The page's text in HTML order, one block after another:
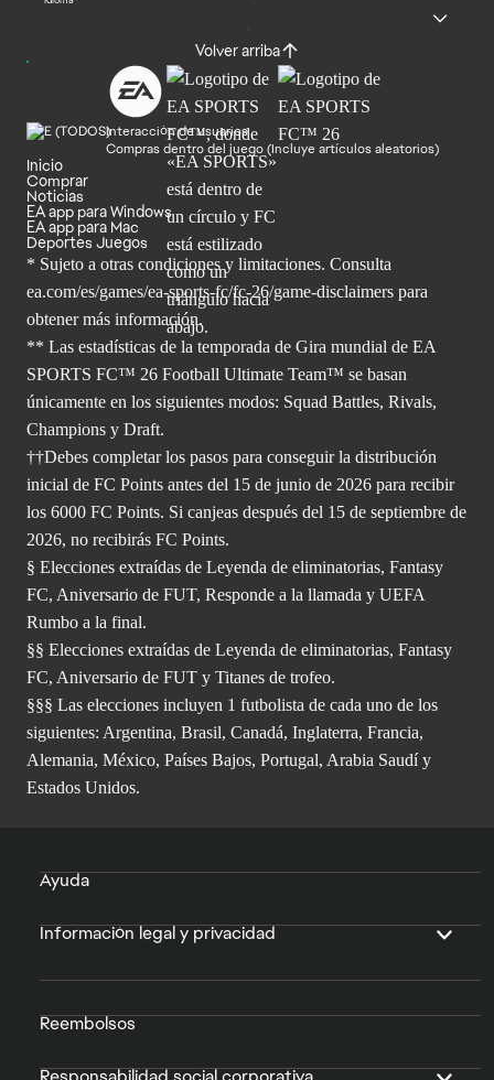
Volver arriba
Interacción de usuarios
Compras dentro del juego (Incluye artículos aleatorios)
Inicio
Comprar
Noticias
EA app para Windows
EA app para Mac
Deportes Juegos
* Sujeto a otras condiciones y limitaciones. Consulta
ea.com/es/games/ea-sports-fc/fc-26/game-disclaimers para
obtenermás información.
** Las estadísticas de la temporada de Gira mundial de EA
SPORTS FC™ 26 Football Ultimate Team™ se basan
únicamente en los siguientes modos: Squad Battles, Rivals,
Champions y Draft.
††Debes completar los pasos para conseguir la distribución
inicial de FC Points antes del 15 de junio de 2026 para recibir
los 6000 FC Points. Si canjeas después del 15 de septiembre de
2026, no recibirás FC Points.
§ Elecciones extraídas de Leyenda de eliminatorias, Fantasy
FC, Aniversario de FUT, Responde a la llamada y UEFA
Rumbo a la final.
§§ Elecciones extraídas de Leyenda de eliminatorias, Fantasy
FC, Aniversario de FUT y Titanes de trofeo.
§§§ Las elecciones incluyen 1 futbolista de cada uno de los
siguientes: Argentina, Brasil, Canadá, Inglaterra, Francia,
Alemania, México, Países Bajos, Portugal, Arabia Saudí y
Estados Unidos.
Ayuda
Información legal y privacidad
Reembolsos